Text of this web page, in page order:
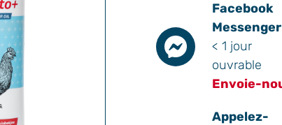
Facebook
Messenger
< 1 jour
ouvrable
Appelez-